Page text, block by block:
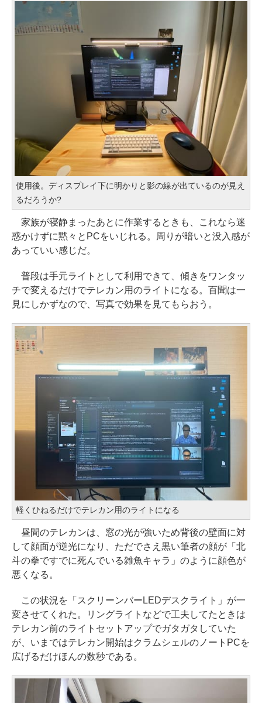
使用後。ディスプレイ下に明かりと影の線が出ているのが見え
るだろうか?
家族が寝静まったあとに作業するときも、これなら迷
惑かけずに黙々とPCをいじれる。周りが暗いと没入感が
あっていい感じだ。
普段は手元ライトとして利用できて、傾きをワンタッ
チで変えるだけでテレカン用のライトになる。百聞は一
見にしかずなので、写真で効果を見てもらおう。
軽くひねるだけでテレカン用のライトになる
昼間のテレカンは、窓の光が強いため背後の壁面に対
して顔面が逆光になり、ただでさえ黒い筆者の顔が「北
斗の拳ですでに死んでいる雑魚キャラ」のように顔色が
悪くなる。
この状況を「スクリーンバーLEDデスクライト」が一
変させてくれた。リングライトなどで工夫してたときは
テレカン前のライトセットアップでガタガタしていた
が、いまではテレカン開始はクラムシェルのノートPCを
広げるだけほんの数秒である。